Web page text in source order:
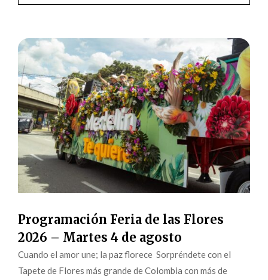
Programación Feria de las Flores
2026 – Martes 4 de agosto
Cuando el amor une; la paz florece Sorpréndete con el
Tapete de Flores más grande de Colombia con más de